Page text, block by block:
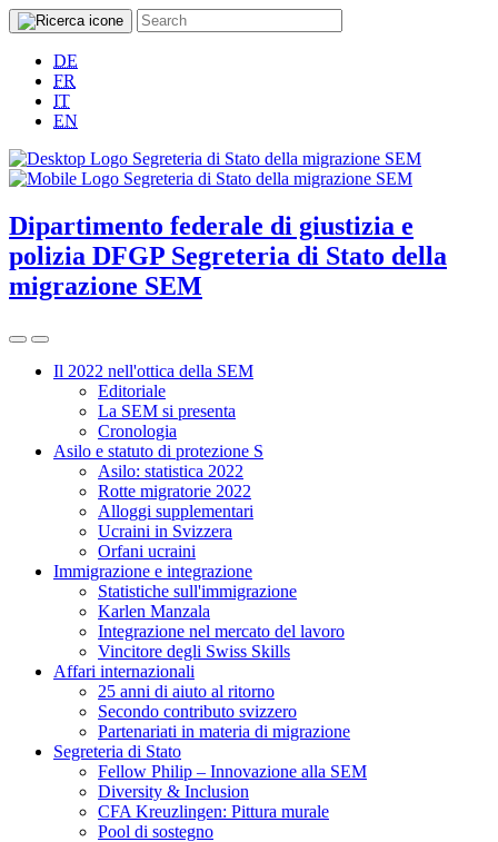
DE
FR
IT
EN
Dipartimento federale di giustizia e
polizia DFGP Segreteria di Stato della
migrazione SEM
Il 2022 nell'ottica della SEM
Editoriale
La SEM si presenta
Cronologia
Asilo e statuto di protezione S
Asilo: statistica 2022
Rotte migratorie 2022
Alloggi supplementari
Ucraini in Svizzera
Orfani ucraini
Immigrazione e integrazione
Statistiche sull'immigrazione
Karlen Manzala
Integrazione nel mercato del lavoro
Vincitore degli Swiss Skills
Affari internazionali
25 anni di aiuto al ritorno
Secondo contributo svizzero
Partenariati in materia di migrazione
Segreteria di Stato
Fellow Philip – Innovazione alla SEM
Diversity & Inclusion
CFA Kreuzlingen: Pittura murale
Pool di sostegno